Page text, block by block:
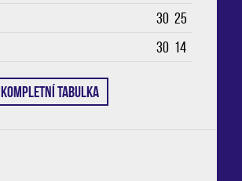
30 25
30 14
KOMPLETNÍ TABULKA